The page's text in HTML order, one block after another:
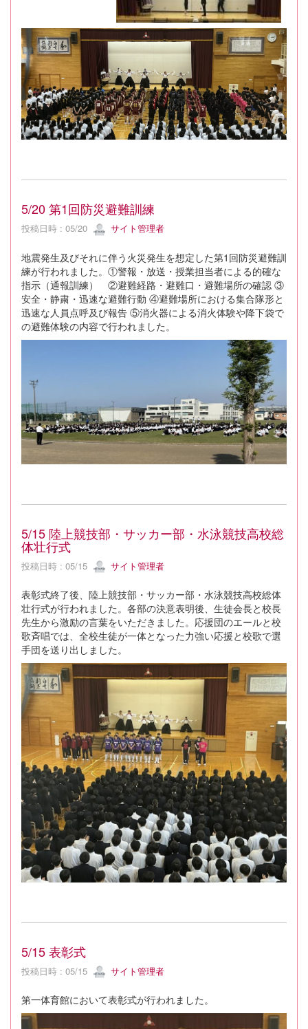
5/20 第1回防災避難訓練
投稿日時 : 05/20 サイト管理者
地震発生及びそれに伴う火災発生を想定した第1回防災避難訓
練が行われました。①警報・放送・授業担当者による的確な
指示（通報訓練） ②避難経路・避難口・避難場所の確認 ③
安全・静粛・迅速な避難行動 ④避難場所における集合隊形と
迅速な人員点呼及び報告 ⑤消火器による消火体験や降下袋で
の避難体験の内容で行われました。
5/15 陸上競技部・サッカー部・水泳競技高校総
体壮行式
投稿日時 : 05/15 サイト管理者
表彰式終了後、陸上競技部・サッカー部・水泳競技高校総体
壮行式が行われました。各部の決意表明後、生徒会長と校長
先生から激励の言葉をいただきました。応援団のエールと校
歌斉唱では、全校生徒が一体となった力強い応援と校歌で選
手団を送り出しました。
5/15 表彰式
投稿日時 : 05/15 サイト管理者
第一体育館において表彰式が行われました。